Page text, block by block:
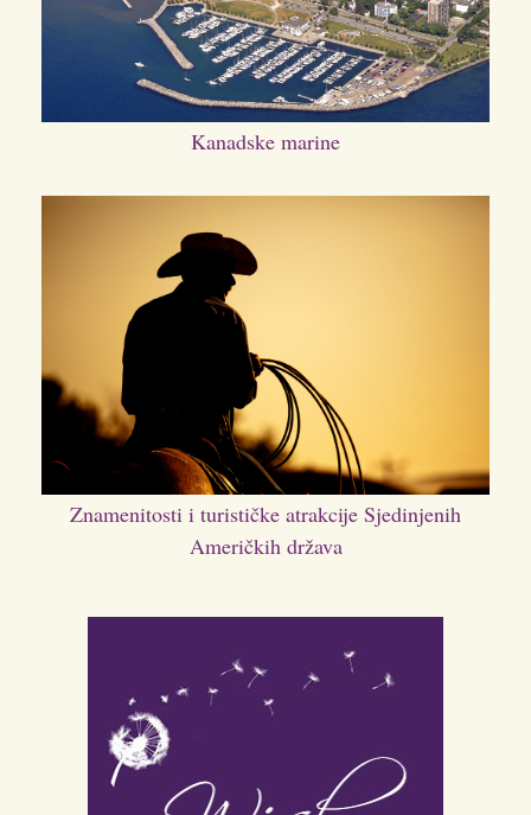
Kanadske marine
Znamenitosti i turističke atrakcije Sjedinjenih
Američkih država